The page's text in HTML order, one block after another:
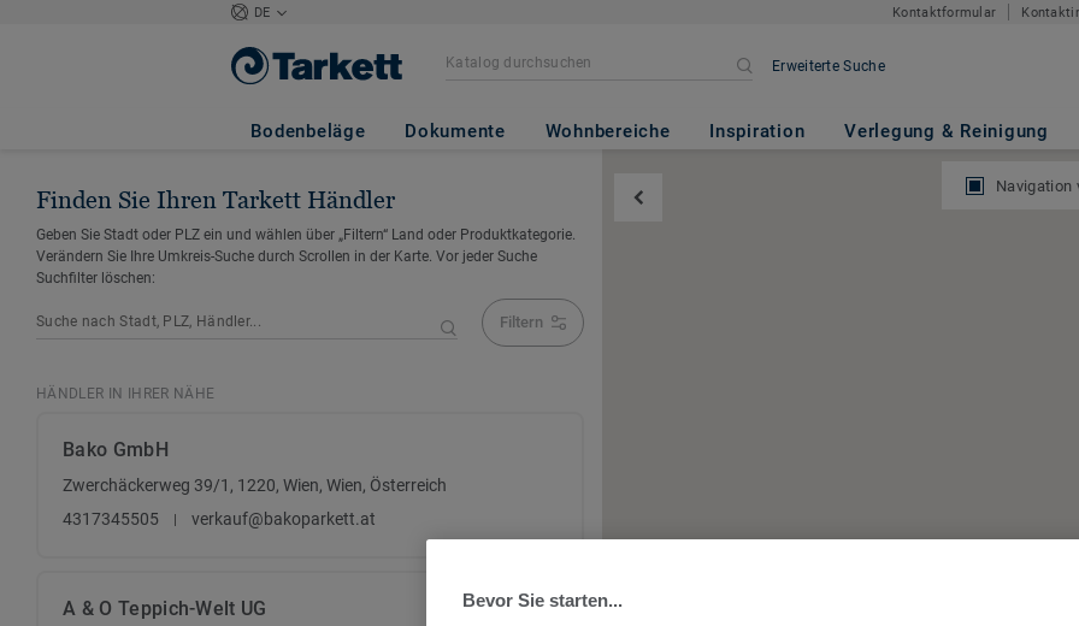
DE Kontaktformular
Erweiterte Suche
Bodenbeläge Dokumente Wohnbereiche Inspiration Verlegung & Reinigung
Finden Sie Ihren Tarkett Händler
Geben Sie Stadt oder PLZ ein und wählen über „Filtern“ Land oder Produktkategorie.
Verändern Sie Ihre Umkreis-Suche durch Scrollen in der Karte. Vor jeder Suche
Suchfilter löschen:
Filtern
HÄNDLER IN IHRER NÄHE
Bako GmbH
Zwerchäckerweg 39/1, 1220, Wien, Wien, Österreich
4317345505
verkauf@bakoparkett.at
A & O Teppich-Welt UG
Navigation
Bevor Sie starten...